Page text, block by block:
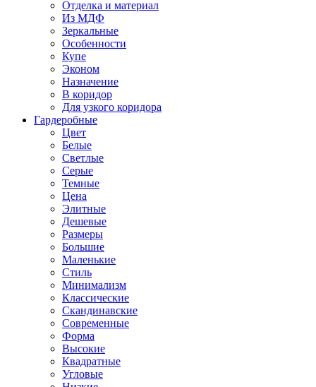
Отделка и материал
Из МДФ
Зеркальные
Особенности
Купе
Эконом
Назначение
В коридор
Для узкого коридора
Гардеробные
Цвет
Белые
Светлые
Серые
Темные
Цена
Элитные
Дешевые
Размеры
Большие
Маленькие
Стиль
Минимализм
Классические
Скандинавские
Современные
Форма
Высокие
Квадратные
Угловые